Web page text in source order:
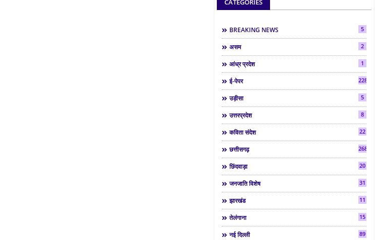
CATEGORIES
BREAKING NEWS 5
असम 2
आंध्र प्रदेश 1
ई-पेपर 2286
उड़ीसा 5
उत्तरप्रदेश 8
कविता संदेश 22
छत्तीसगढ़ 268
छिंदवाड़ा 20
जनजाति विशेष 31
झारखंड 11
तेलंगाना 15
नई दिल्ली 89